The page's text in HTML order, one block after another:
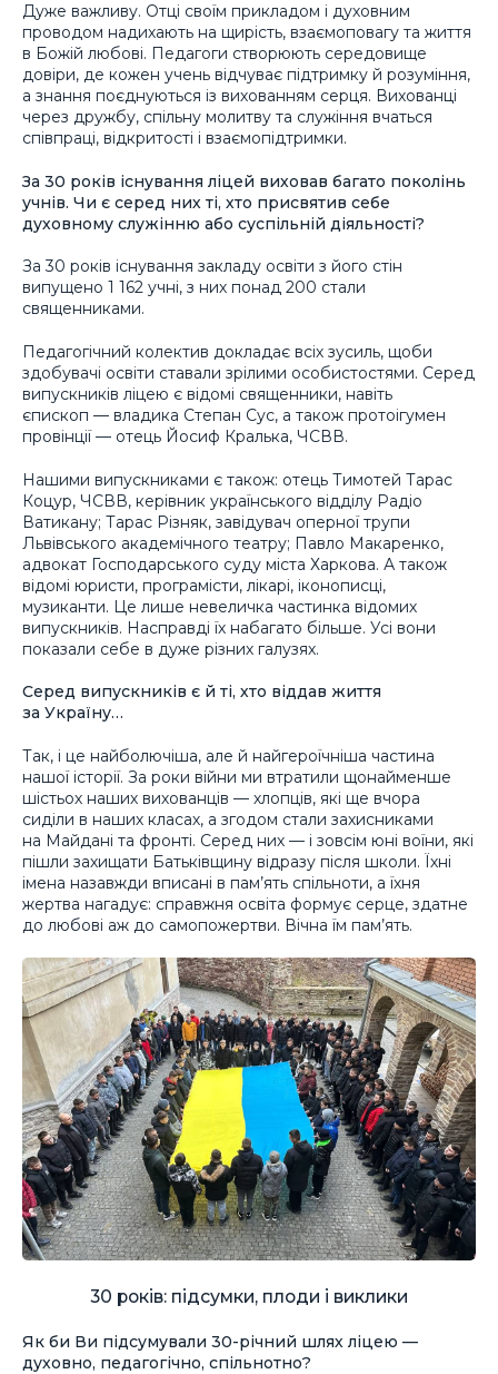
Дуже важливу. Отці своїм прикладом і духовним
проводом надихають на щирість, взаємоповагу та життя
в Божій любові. Педагоги створюють середовище
довіри, де кожен учень відчуває підтримку й розуміння,
а знання поєднуються із вихованням серця. Вихованці
через дружбу, спільну молитву та служіння вчаться
співпраці, відкритості і взаємопідтримки.
За 30 років існування ліцей виховав багато поколінь
учнів. Чи є серед них ті, хто присвятив себе
духовному служінню або суспільній діяльності?
За 30 років існування закладу освіти з його стін
випущено 1 162 учні, з них понад 200 стали
священниками.
Педагогічний колектив докладає всіх зусиль, щоби
здобувачі освіти ставали зрілими особистостями. Серед
випускників ліцею є відомі священники, навіть
єпископ — владика Степан Сус, а також протоігумен
провінції — отець Йосиф Кралька, ЧСВВ.
Нашими випускниками є також: отець Тимотей Тарас
Коцур, ЧСВВ, керівник українського відділу Радіо
Ватикану; Тарас Різняк, завідувач оперної трупи
Львівського академічного театру; Павло Макаренко,
адвокат Господарського суду міста Харкова. А також
відомі юристи, програмісти, лікарі, іконописці,
музиканти. Це лише невеличка частинка відомих
випускників. Насправді їх набагато більше. Усі вони
показали себе в дуже різних галузях.
Серед випускників є й ті, хто віддав життя
за Україну…
Так, і це найболючіша, але й найгероїчніша частина
нашої історії. За роки війни ми втратили щонайменше
шістьох наших вихованців — хлопців, які ще вчора
сиділи в наших класах, а згодом стали захисниками
на Майдані та фронті. Серед них — і зовсім юні воїни, які
пішли захищати Батьківщину відразу після школи. Їхні
імена назавжди вписані в пам’ять спільноти, а їхня
жертва нагадує: справжня освіта формує серце, здатне
до любові аж до самопожертви. Вічна їм пам’ять.
30 років: підсумки, плоди і виклики
Як би Ви підсумували 30-річний шлях ліцею —
духовно, педагогічно, спільнотно?